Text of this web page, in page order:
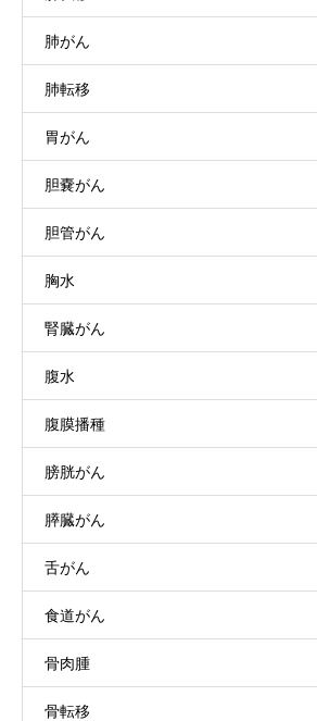
肺がん
肺転移
胃がん
胆嚢がん
胆管がん
胸水
腎臓がん
腹水
腹膜播種
膀胱がん
膵臓がん
舌がん
食道がん
骨肉腫
骨転移